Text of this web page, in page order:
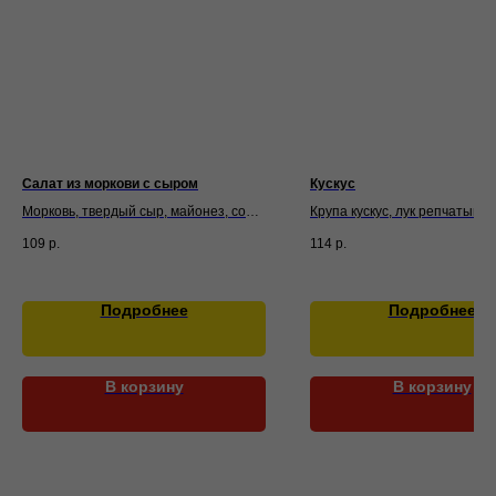
Салат из моркови с сыром
Морковь, твердый сыр, майонез, соль,
109 р.
Подробнее
В корзину
Кускус
Крупа кускус, лук репчатый,
овощной, приправа кнор,
114 р.
Подробнее
В корзину